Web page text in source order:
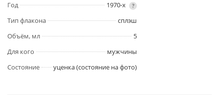
Год 1970-х ?
Тип флакона
сплэш
Объём, мл
5
Для кого
мужчины
Состояние
уценка (состояние на фото)